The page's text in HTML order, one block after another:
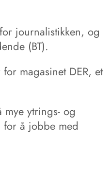
journalistikken, og
(BT).
magasinet DER, et
ytrings- og
for å jobbe med